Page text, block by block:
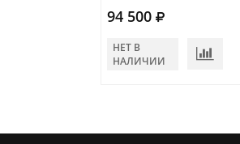
94 500
НЕТ В
НАЛИЧИИ